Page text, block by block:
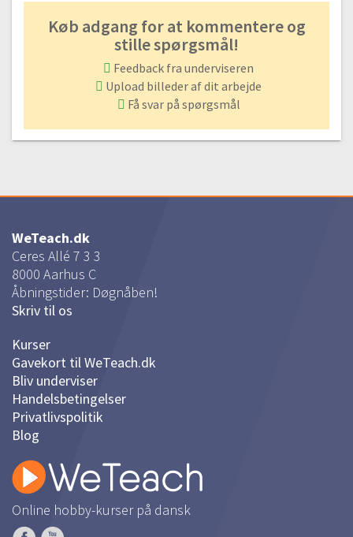
Køb adgang for at kommentere og
stille spørgsmål!
Feedback fra underviseren
Upload billeder af dit arbejde
Få svar på spørgsmål
WeTeach.dk
Ceres Allé 7 3 3
8000 Aarhus C
Åbningstider: Døgnåben!
Skriv til os
Kurser
Gavekort til WeTeach.dk
Bliv underviser
Handelsbetingelser
Privatlivspolitik
Blog
Online hobby-kurser på dansk